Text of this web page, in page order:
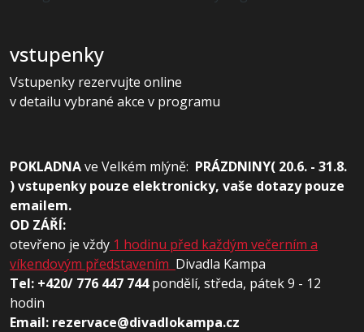
vstupenky
Vstupenky rezervujte online
v detailu vybrané akce v programu
POKLADNAve Velkém mlýně: PRÁZDNINY( 20.6. - 31.8.
) vstupenky pouze elektronicky, vaše dotazy pouze
emailem.
OD ZÁŘÍ:
otevřeno je vždy 1 hodinu před každým večerním a
víkendovým představením Divadla Kampa
Tel: +420/ 776 447 744pondělí, středa, pátek 9 - 12
hodin
Email: rezervace@divadlokampa.cz